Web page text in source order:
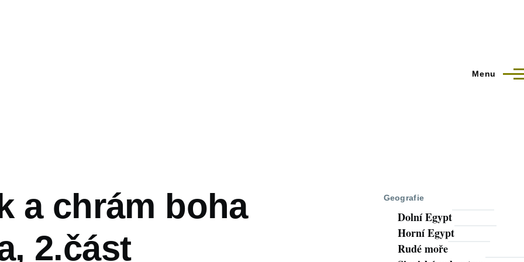
Menu
a chrám boha
2.část
Geografie
Dolní Egypt
Horní Egypt
Rudé moře